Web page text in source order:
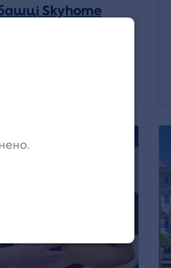
Skyhome